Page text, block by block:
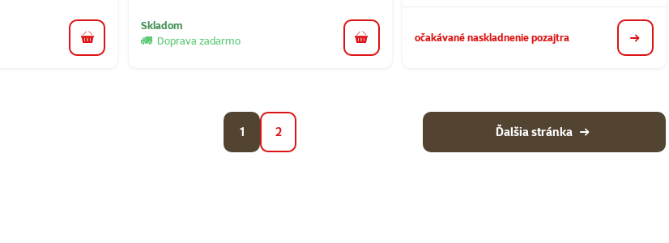
do košíka
Skladom
Doprava zadarmo
do košíka očakávané naskladnenie pozajtra detail
1 2 Ďalšia stránka